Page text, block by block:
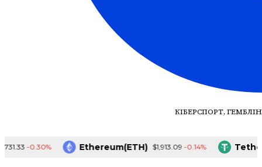
КІБЕРСПОРТ,
-0.30% Ethereum(ETH) $1,913.09 -0.14%